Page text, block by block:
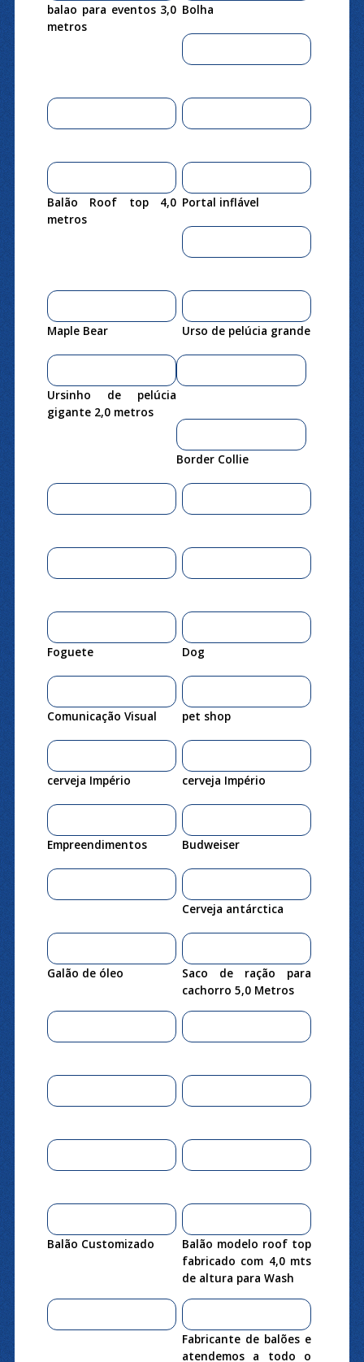
balao para eventos 3,0
metros
Bolha
Balão Roof top 4,0
metros
Portal inflável
Maple Bear Urso de pelúcia grande
Ursinho de pelúcia
gigante 2,0 metros
Border Collie
Foguete Dog
Comunicação Visual pet shop
cerveja Império cerveja Império
Empreendimentos Budweiser
Cerveja antárctica
Galão de óleo
Saco de ração para
cachorro 5,0 Metros
Balão Customizado
Balão modelo roof top
fabricado com 4,0 mts
de altura para Wash
Fabricante de balões e
atendemos a todo o